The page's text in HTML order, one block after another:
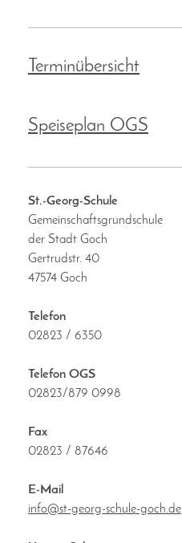
Terminübersicht
Speiseplan OGS
St.-Georg-Schule
Gemeinschaftsgrundschule
der Stadt Goch
Gertrudstr. 40
47574 Goch
Telefon
02823 / 6350
Telefon OGS
02823/879 0998
Fax
02823 / 87646
E-Mail
info@st-georg-schule-goch.de